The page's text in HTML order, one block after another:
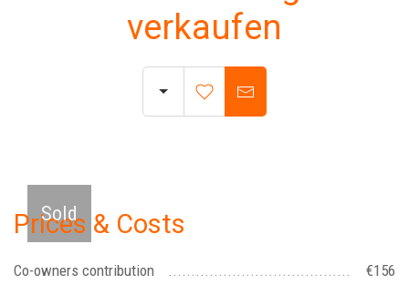
verkaufen
Sold
Prices & Costs
Co-owners contribution
€156